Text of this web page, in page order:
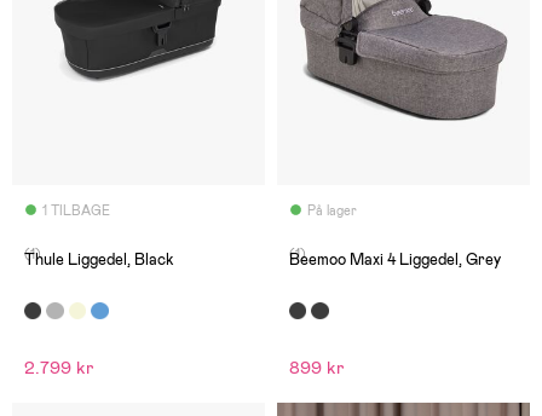
1 TILBAGE
(1)
Thule Liggedel, Black
2.799 kr
På lager
(1)
Beemoo Maxi 4 Liggedel, Grey
899 kr